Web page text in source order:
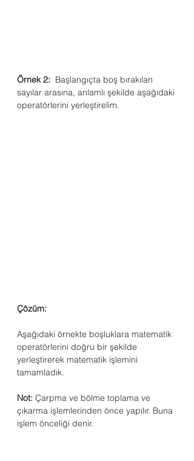
Örnek 2:
  Başlangıçta boş bırakılan
sayılar arasına, anlamlı şekilde aşağıdaki
operatörlerini yerleştirelim.
Çözüm:
Aşağıdaki örnekte boşluklara matematik
operatörlerini doğru bir şekilde
yerleştirerek matematik işlemini
tamamladık.
Not: Çarpma ve bölme toplama ve
çıkarma işlemlerinden önce yapılır. Buna
işlem önceliği denir.